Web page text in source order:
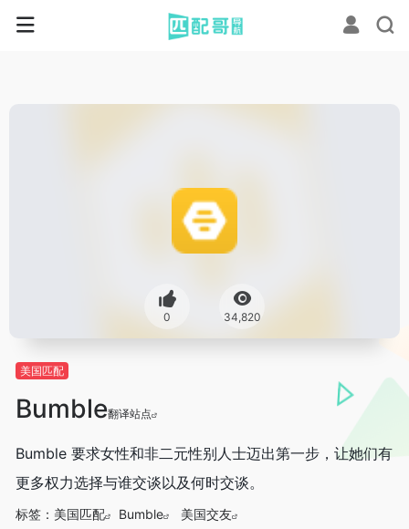
0 34,820
美国匹配
Bumble翻译站点
Bumble 要求女性和非二元性别人士迈出第一步，让她们有
更多权力选择与谁交谈以及何时交谈。
标签： 美国匹配 Bumble 美国交友